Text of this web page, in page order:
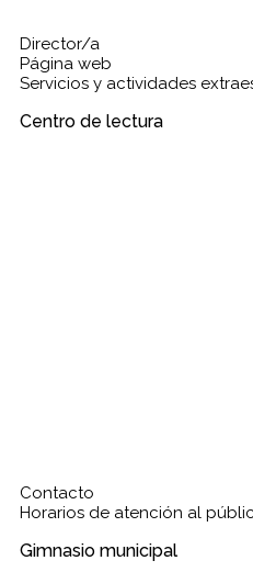
Director/a
Página web
Servicios y actividades
Centro de lectura
Contacto
Horarios de atención al
Gimnasio municipal